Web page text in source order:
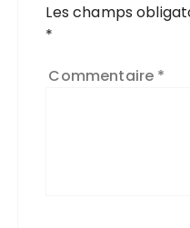
Les champs
*
Commentaire *